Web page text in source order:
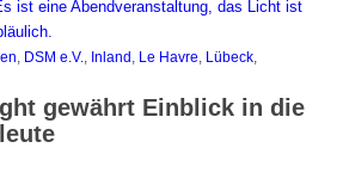
DSM e.V. Inland Le Havre Lübeck,
gewährt Einblick in die